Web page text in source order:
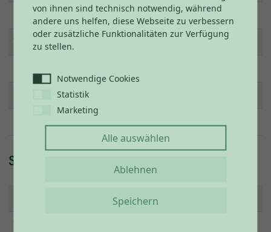
3,5 Stunden
10,00 €
Tageskarte
15,00 €
10er Karte, 3,5 Stunden
Monatskarte
90,00 €
Sauna & Thermalhallenbad
Tageskarte
von ihnen sind technisch notwendig, während
andere uns helfen, diese Webseite zu verbessern
oder zusätzliche Funktionalitäten zur Verfügung
zu stellen.
Notwendige Cookies
Statistik
Marketing
Alle auswählen
Ablehnen
Speichern